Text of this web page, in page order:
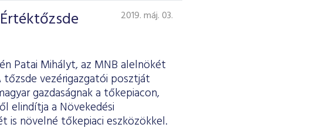
2019. máj. 03.
Patai Mihályt, az MNB alelnökét
vezérigazgatói posztját
gazdaságnak a tőkepiacon,
elindítja a Növekedési
is növelné tőkepiaci eszközökkel.